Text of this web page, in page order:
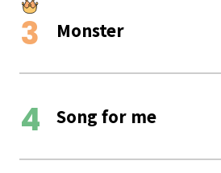
Monster
Song for me